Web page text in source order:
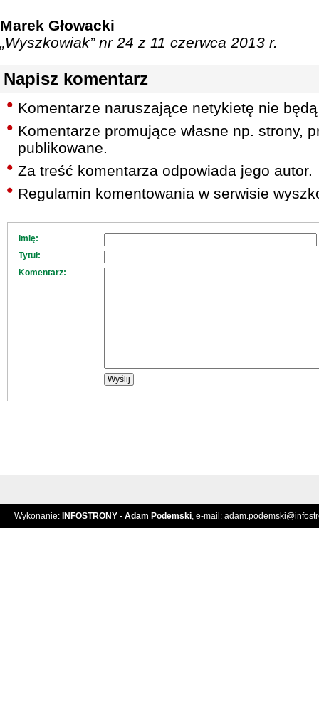
Marek Głowacki
„Wyszkowiak” nr 24 z 11 czerwca 2013 r.
Napisz komentarz
Komentarze naruszające netykietę nie
Komentarze promujące własne np. strony,
publikowane.
Za treść komentarza odpowiada jego autor.
Regulamin komentowania w serwisie
Imię:
Tytuł:
Komentarz:
Wykonanie: INFOSTRONY - Adam Podemski, e-mail: